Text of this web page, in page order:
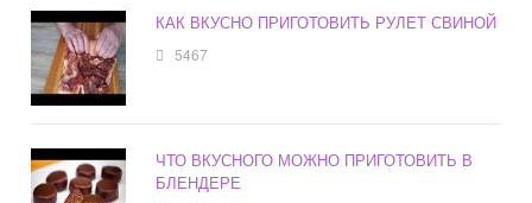
КАК ВКУСНО ПРИГОТОВИТЬ РУЛЕТ СВИНОЙ
5467
ЧТО ВКУСНОГО МОЖНО ПРИГОТОВИТЬ В
БЛЕНДЕРЕ